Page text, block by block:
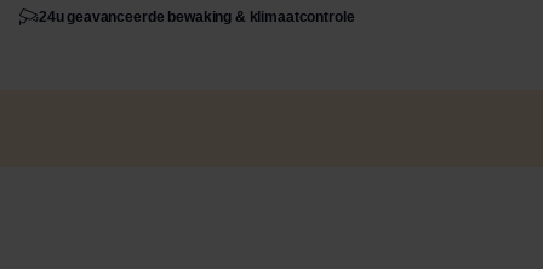
24u geavanceerde bewaking & klimaatcontrole